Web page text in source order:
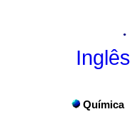
·
Inglês
Química